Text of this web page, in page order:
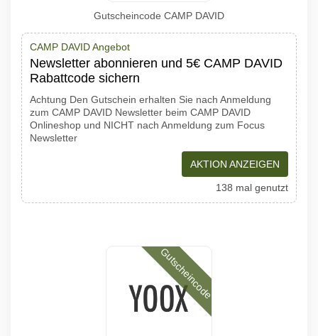
Gutscheincode CAMP DAVID
CAMP DAVID Angebot
Newsletter abonnieren und 5€ CAMP DAVID
Rabattcode sichern
Achtung Den Gutschein erhalten Sie nach Anmeldung
zum CAMP DAVID Newsletter beim CAMP DAVID
Onlineshop und NICHT nach Anmeldung zum Focus
Newsletter
AKTION ANZEIGEN
138 mal genutzt
Gutscheincode